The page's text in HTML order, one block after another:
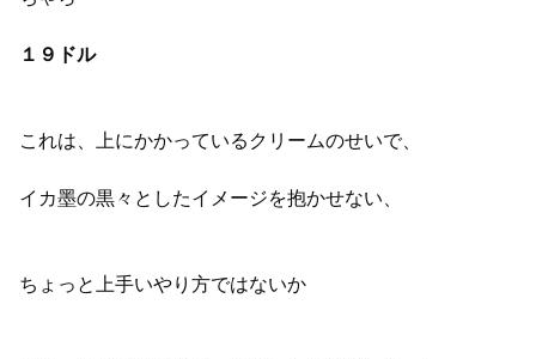
１９ドル
これは、上にかかっているクリームのせいで、
イカ墨の黒々としたイメージを抱かせない、
ちょっと上手いやり方ではないか